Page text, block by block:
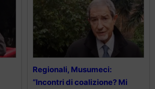
Regionali, Musumeci:
“Incontri di coalizione? Mi